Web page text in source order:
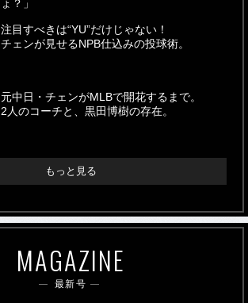
ょ？」
注目すべきは“YU”だけじゃない！
チェンが見せるNPB仕込みの投球術。
元中日・チェンがMLBで開花するまで。
2人のコーチと、黒田博樹の存在。
もっと見る
MAGAZINE
最新号